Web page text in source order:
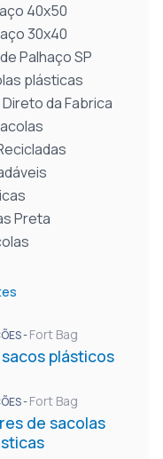
40x50
30x40
Palhaço SP
plásticas
da Fabrica
Preta
-Fort Bag
plásticos
-Fort Bag
de sacolas